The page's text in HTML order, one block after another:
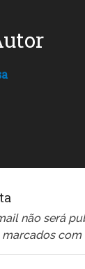
não será
com